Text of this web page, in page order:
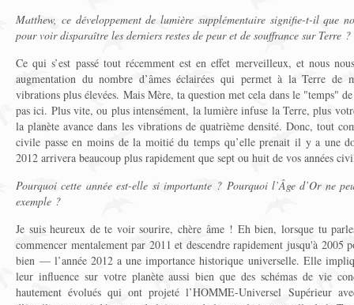
Matthew, ce développement de lumière supplémentaire signifie-t-il que
pour voir disparaître les derniers restes de peur et de souffrance sur Terre ?
Ce qui s’est passé tout récemment est en effet merveilleux, et nous
augmentation du nombre d’âmes éclairées qui permet à la Terre de
vibrations plus élevées. Mais Mère, ta question met cela dans le "temps"
pas ici. Plus vite, ou plus intensément, la lumière infuse la Terre, plus
la planète avance dans les vibrations de quatrième densité. Donc, tout
civile passe en moins de la moitié du temps qu’elle prenait il y a une
2012 arrivera beaucoup plus rapidement que sept ou huit de vos années
Pourquoi cette année est-elle si importante ? Pourquoi l’Âge d’Or ne
exemple ?
Je suis heureux de te voir sourire, chère âme ! Eh bien, lorsque tu
commencer mentalement par 2011 et descendre rapidement jusqu'à
bien — l’année 2012 a une importance historique universelle. Elle
leur influence sur votre planète aussi bien que des schémas de vie
hautement évolués qui ont projeté l’HOMME-Universel Supérieur